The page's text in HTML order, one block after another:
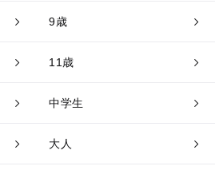
9歳
11歳
中学生
大人